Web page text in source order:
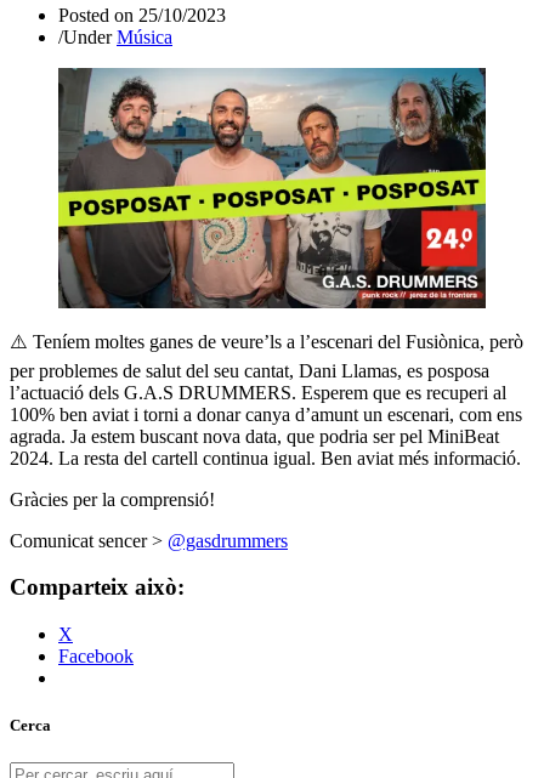
Posted on 25/10/2023
/UnderMúsica
⚠️ Teníem moltes ganes de veure’ls a l’escenari del Fusiònica, però
per problemes de salut del seu cantat, Dani Llamas, es posposa
l’actuació dels G.A.S DRUMMERS. Esperem que es recuperi al
100% ben aviat i torni a donar canya d’amunt un escenari, com ens
agrada. Ja estem buscant nova data, que podria ser pel MiniBeat
2024. La resta del cartell continua igual. Ben aviat més informació.
Gràcies per la comprensió!
Comunicat sencer > @gasdrummers
Comparteix això:
X
Facebook
Cerca